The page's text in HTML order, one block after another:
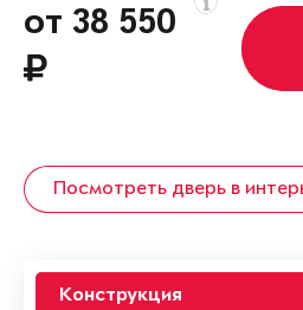
от 38 550
Посмотреть дверь в
Конструкция